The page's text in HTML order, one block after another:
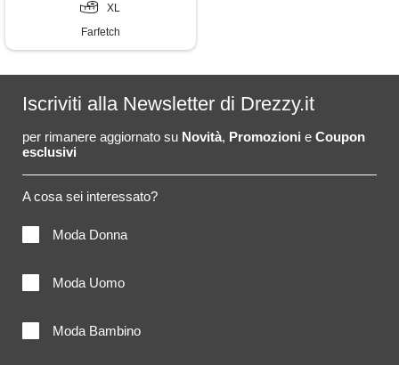
XL
Farfetch
Iscriviti alla Newsletter di Drezzy.it
per rimanere aggiornato su Novità, Promozioni e Coupon
esclusivi
A cosa sei interessato?
Moda Donna
Moda Uomo
Moda Bambino